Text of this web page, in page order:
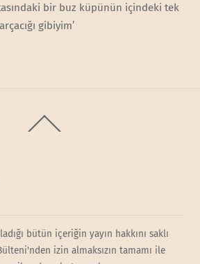
bir buz küpünün içindeki tek
gibiyim’
To
bütün içeriğin yayın hakkını saklı
izin almaksızın tamamı ile